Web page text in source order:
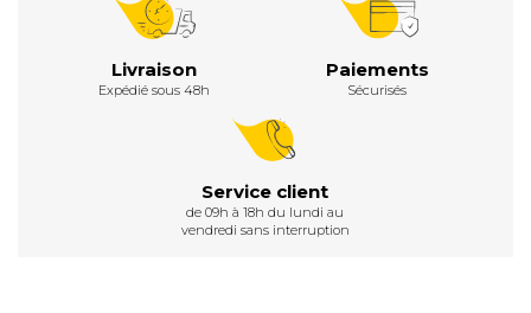
Livraison
Expédié sous 48h
Paiements
Sécurisés
Service client
de 09h à 18h du lundi au
vendredi sans interruption